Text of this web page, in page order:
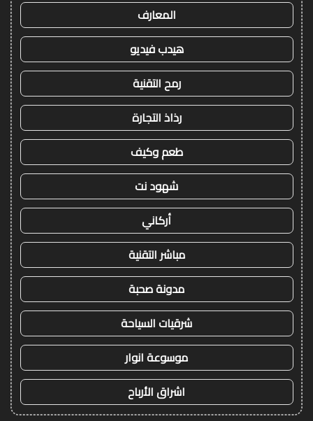
المعارف
هيدب فيديو
رمح التقنية
رذاذ التجارة
طعم وكيف
شهود نت
أركاني
مباشر التقنية
مدونة صحبة
شرقيات السياحة
موسوعة انوار
اشراق الأرباح